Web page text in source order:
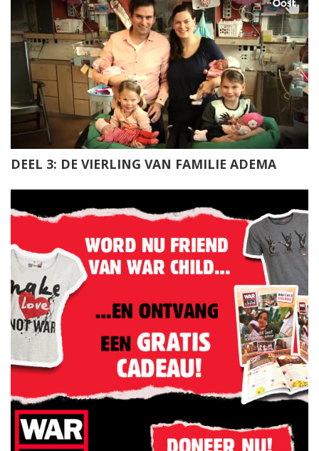
DEEL 3: DE VIERLING VAN FAMILIE ADEMA